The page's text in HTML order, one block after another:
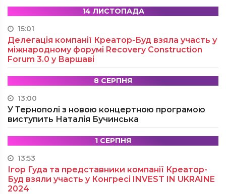
14 ЛИСТОПАДА
15:01
Делегація компанії Креатор-Буд взяла участь у
міжнародному форумі Recovery Construction
Forum 3.0 у Варшаві
8 СЕРПНЯ
13:00
У Тернополі з новою концертною програмою
виступить Наталія Бучинська
1 СЕРПНЯ
13:53
Ігор Гуда та представники компанії Креатор-
Буд взяли участь у Конгресі INVEST IN UKRAINE
2024